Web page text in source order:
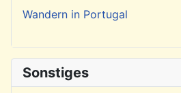
Wandern in Portugal
Sonstiges